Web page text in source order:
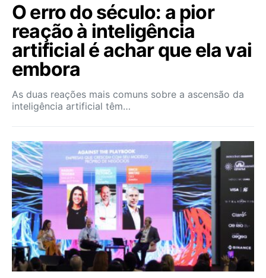
O erro do século: a pior
reação à inteligência
artificial é achar que ela vai
embora
As duas reações mais comuns sobre a ascensão da
inteligência artificial têm…